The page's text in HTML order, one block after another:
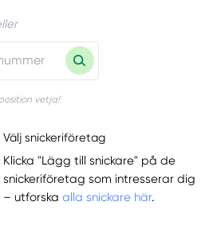
vetja!
Välj snickeriföretag
Klicka "Lägg till snickare" på de
snickeriföretag som intresserar dig
– utforskaalla snickare här.